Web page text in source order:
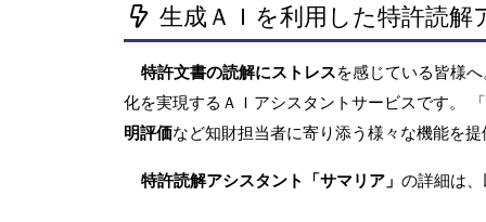
生成ＡＩを利用した特許読解
特許文書の読解にストレスを感じている皆様へ
化を実現するＡＩアシスタントサービスです。
明評価など知財担当者に寄り添う様々な機能を
特許読解アシスタント「サマリア」 の詳細は、